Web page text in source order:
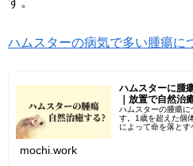
ハムスターの病気で多い腫瘍に
ハムスターに腫
｜放置で自然治
ハムスターの腫瘍
す。1歳を超えた個
によって命を落とす
対象法について解
ので、定期的な健
mochi.work